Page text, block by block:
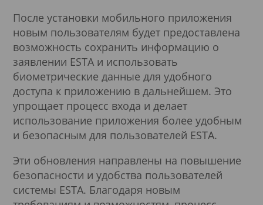
После установки мобильного приложения
новым пользователям будет предоставлена
возможность сохранить информацию о
заявлении ESTA и использовать
биометрические данные для удобного
доступа к приложению в дальнейшем. Это
упрощает процесс входа и делает
использование приложения более удобным
и безопасным для пользователей ESTA.
Эти обновления направлены на повышение
безопасности и удобства пользователей
системы ESTA. Благодаря новым